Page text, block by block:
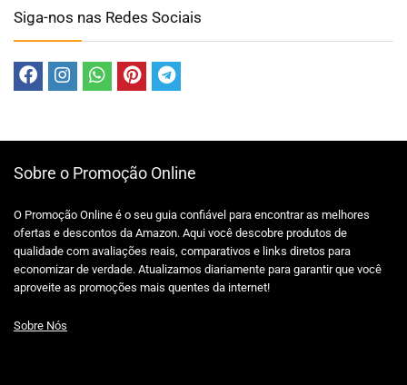
Siga-nos nas Redes Sociais
Sobre o Promoção Online
O Promoção Online é o seu guia confiável para encontrar as melhores
ofertas e descontos da Amazon. Aqui você descobre produtos de
qualidade com avaliações reais, comparativos e links diretos para
economizar de verdade. Atualizamos diariamente para garantir que você
aproveite as promoções mais quentes da internet!
Sobre Nós